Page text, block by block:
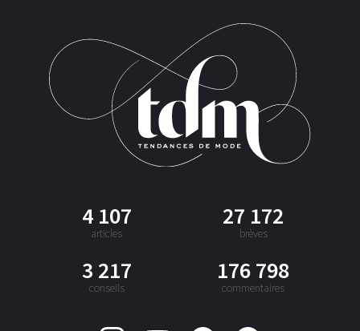
4 107
articles
27 172
brèves
3 217
conseils
176 798
commentaires